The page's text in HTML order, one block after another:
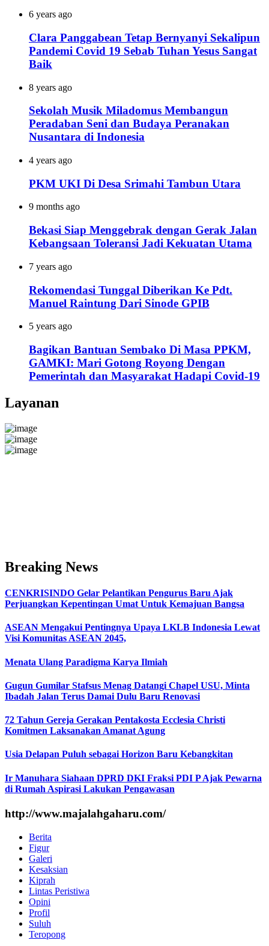
6 years ago
Clara Panggabean Tetap Bernyanyi Sekalipun
Pandemi Covid 19 Sebab Tuhan Yesus Sangat
Baik
8 years ago
Sekolah Musik Miladomus Membangun
Peradaban Seni dan Budaya Peranakan
Nusantara di Indonesia
4 years ago
PKM UKI Di Desa Srimahi Tambun Utara
9 months ago
Bekasi Siap Menggebrak dengan Gerak Jalan
Kebangsaan Toleransi Jadi Kekuatan Utama
7 years ago
Rekomendasi Tunggal Diberikan Ke Pdt.
Manuel Raintung Dari Sinode GPIB
5 years ago
Bagikan Bantuan Sembako Di Masa PPKM,
GAMKI: Mari Gotong Royong Dengan
Pemerintah dan Masyarakat Hadapi Covid-19
Layanan
Breaking News
CENKRISINDO Gelar Pelantikan Pengurus Baru Ajak
Perjuangkan Kepentingan Umat Untuk Kemajuan Bangsa
ASEAN Mengakui Pentingnya Upaya LKLB Indonesia Lewat
Visi Komunitas ASEAN 2045,
Menata Ulang Paradigma Karya Ilmiah
Gugun Gumilar Stafsus Menag Datangi Chapel USU, Minta
Ibadah Jalan Terus Damai Dulu Baru Renovasi
72 Tahun Gereja Gerakan Pentakosta Ecclesia Christi
Komitmen Laksanakan Amanat Agung
Usia Delapan Puluh sebagai Horizon Baru Kebangkitan
Ir Manuhara Siahaan DPRD DKI Fraksi PDI P Ajak Pewarna
di Rumah Aspirasi Lakukan Pengawasan
http://www.majalahgaharu.com/
Berita
Figur
Galeri
Kesaksian
Kiprah
Lintas Peristiwa
Opini
Profil
Suluh
Teropong